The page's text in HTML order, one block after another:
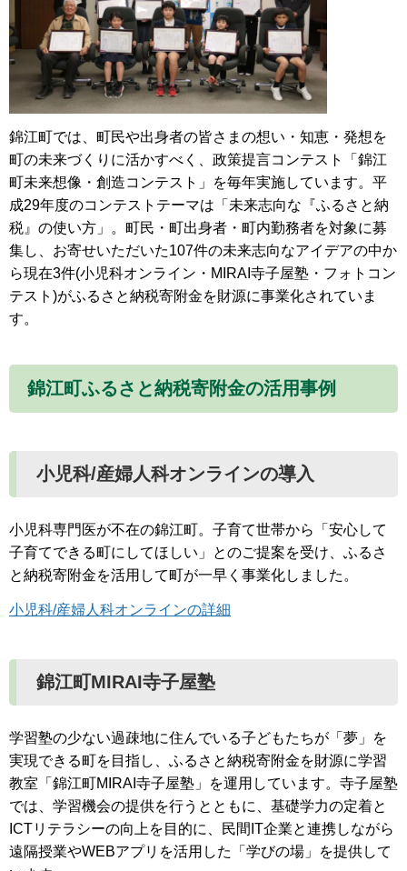
錦江町では、町民や出身者の皆さまの想い・知恵・発想を
町の未来づくりに活かすべく、政策提言コンテスト「錦江
町未来想像・創造コンテスト」を毎年実施しています。平
成29年度のコンテストテーマは「未来志向な『ふるさと納
税』の使い方」。町民・町出身者・町内勤務者を対象に募
集し、お寄せいただいた107件の未来志向なアイデアの中か
ら現在3件(小児科オンライン・MIRAI寺子屋塾・フォトコン
テスト)がふるさと納税寄附金を財源に事業化されていま
す。
錦江町ふるさと納税寄附金の活用事例
小児科/産婦人科オンラインの導入
小児科専門医が不在の錦江町。子育て世帯から「安心して
子育てできる町にしてほしい」とのご提案を受け、ふるさ
と納税寄附金を活用して町が一早く事業化しました。
小児科/産婦人科オンラインの詳細
錦江町MIRAI寺子屋塾
学習塾の少ない過疎地に住んでいる子どもたちが「夢」を
実現できる町を目指し、ふるさと納税寄附金を財源に学習
教室「錦江町MIRAI寺子屋塾」を運用しています。寺子屋塾
では、学習機会の提供を行うとともに、基礎学力の定着と
ICTリテラシーの向上を目的に、民間IT企業と連携しながら
遠隔授業やWEBアプリを活用した「学びの場」を提供して